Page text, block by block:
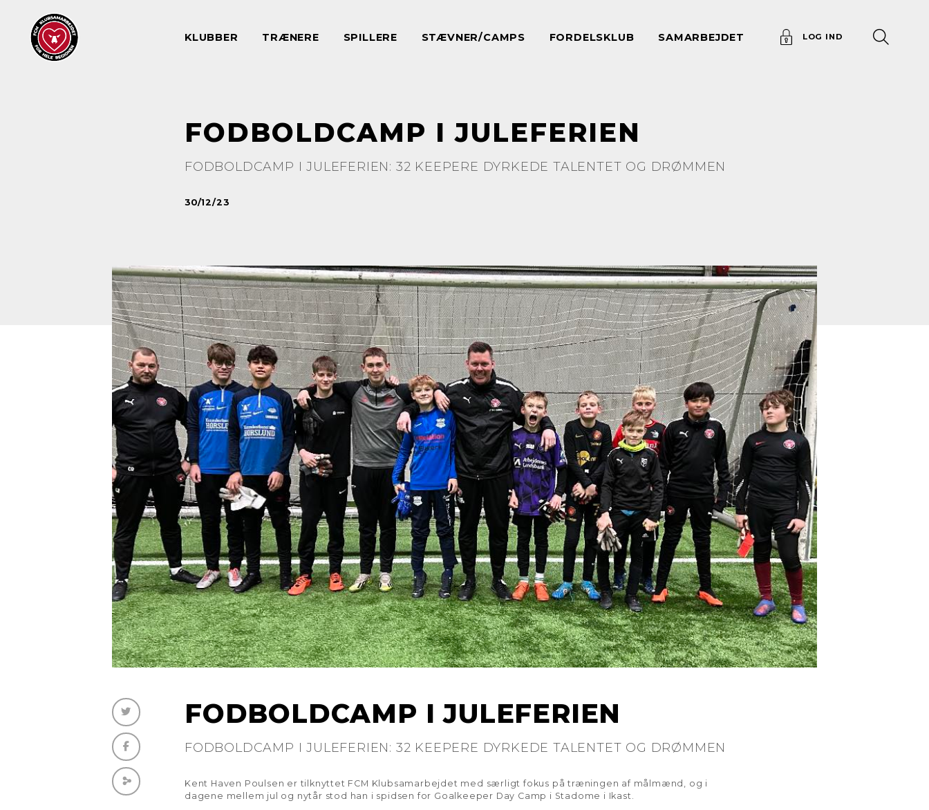
KLUBBER TRÆNERE SPILLERE STÆVNER/CAMPS FORDELSKLUB SAMARBEJDET LOG IND
FODBOLDCAMP I JULEFERIEN
FODBOLDCAMP I JULEFERIEN: 32 KEEPERE DYRKEDE TALENTET OG DRØMMEN
30/12/23
FODBOLDCAMP I JULEFERIEN
FODBOLDCAMP I JULEFERIEN: 32 KEEPERE DYRKEDE TALENTET OG DRØMMEN
Kent Haven Poulsen er tilknyttet FCM Klubsamarbejdet med særligt fokus på træningen af målmænd, og i
dagene mellem jul og nytår stod han i spidsen for Goalkeeper Day Camp i Stadome i Ikast.